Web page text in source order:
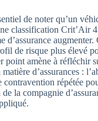
de noter qu’un
classification Crit’Air
d’assurance augmenter.
de risque plus élevé
point amène à réfléchir
d’assurances :
contravention répétée
la compagnie